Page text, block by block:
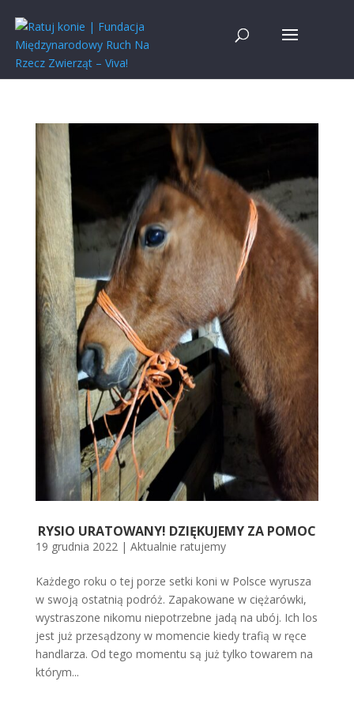
RYSIO URATOWANY! DZIĘKUJEMY ZA POMOC
19 grudnia 2022| Aktualnie ratujemy
Każdego roku o tej porze setki koni w Polsce wyrusza
w swoją ostatnią podróż. Zapakowane w ciężarówki,
wystraszone nikomu niepotrzebne jadą na ubój. Ich los
jest już przesądzony w momencie kiedy trafią w ręce
handlarza. Od tego momentu są już tylko towarem na
którym...